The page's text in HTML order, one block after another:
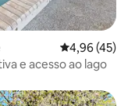
4,96 de uma
4,96 (45)
e acesso ao lago